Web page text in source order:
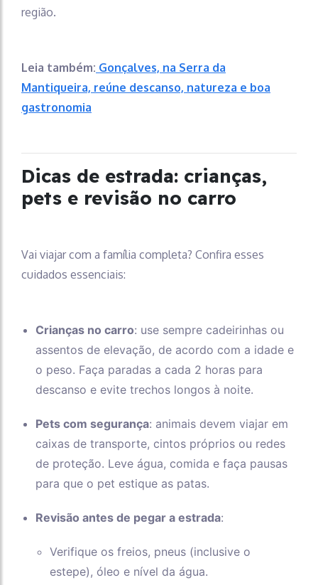
região.
Leia também: Gonçalves, na Serra da
Mantiqueira, reúne descanso, natureza e boa
gastronomia
Dicas de estrada: crianças,
pets e revisão no carro
Vai viajar com a família completa? Confira esses
cuidados essenciais:
Crianças no carro: use sempre cadeirinhas ou
assentos de elevação, de acordo com a idade e
o peso. Faça paradas a cada 2 horas para
descanso e evite trechos longos à noite.
Pets com segurança: animais devem viajar em
caixas de transporte, cintos próprios ou redes
de proteção. Leve água, comida e faça pausas
para que o pet estique as patas.
Revisão antes de pegar a estrada:
Verifique os freios, pneus (inclusive o
estepe), óleo e nível da água.